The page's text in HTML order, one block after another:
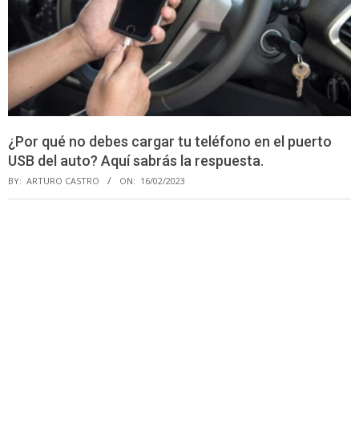
¿Por qué no debes cargar tu teléfono en el puerto
USB del auto? Aquí sabrás la respuesta.
BY: ARTURO CASTRO ON: 16/02/2023